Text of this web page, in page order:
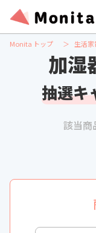
Monita トップ 生活家
加湿
抽選キ
該当商